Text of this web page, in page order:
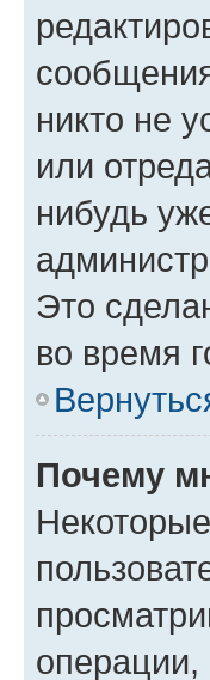
никто не
или
нибудь
Это
во время
Почему
операции,